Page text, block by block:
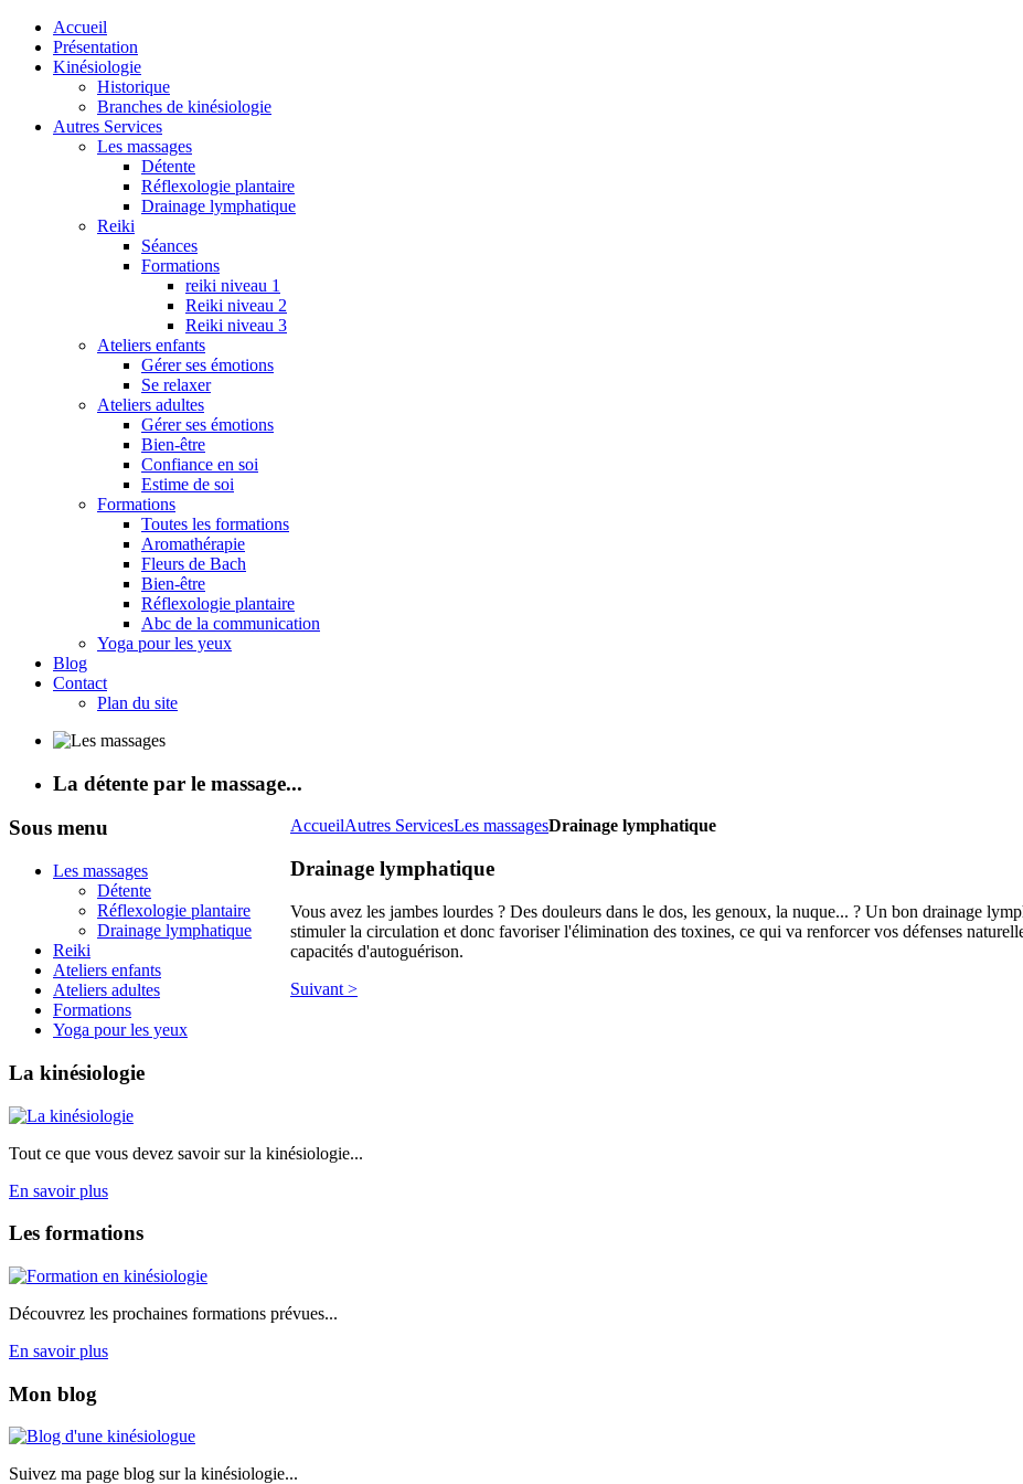
Accueil
Présentation
Kinésiologie
Historique
Branches de kinésiologie
Autres Services
Les massages
Détente
Réflexologie plantaire
Drainage lymphatique
Reiki
Séances
Formations
reiki niveau 1
Reiki niveau 2
Reiki niveau 3
Ateliers enfants
Gérer ses émotions
Se relaxer
Ateliers adultes
Gérer ses émotions
Bien-être
Confiance en soi
Estime de soi
Formations
Toutes les formations
Aromathérapie
Fleurs de Bach
Bien-être
Réflexologie plantaire
Abc de la communication
Yoga pour les yeux
Blog
Contact
Plan du site
La détente par le massage...
AccueilAutres ServicesLes massagesDrainage lymphatique
Drainage lymphatique
Vous avez les jambes lourdes ? Des douleurs dans le dos, les genoux, la nuque... ? Un bon drainage
stimuler la circulation et donc favoriser l'élimination des toxines, ce qui va renforcer vos défenses
capacités d'autoguérison.
Suivant >
Sous menu
Les massages
Détente
Réflexologie plantaire
Drainage lymphatique
Reiki
Ateliers enfants
Ateliers adultes
Formations
Yoga pour les yeux
La kinésiologie
Tout ce que vous devez savoir sur la kinésiologie...
En savoir plus
Les formations
Découvrez les prochaines formations prévues...
En savoir plus
Mon blog
Suivez ma page blog sur la kinésiologie...